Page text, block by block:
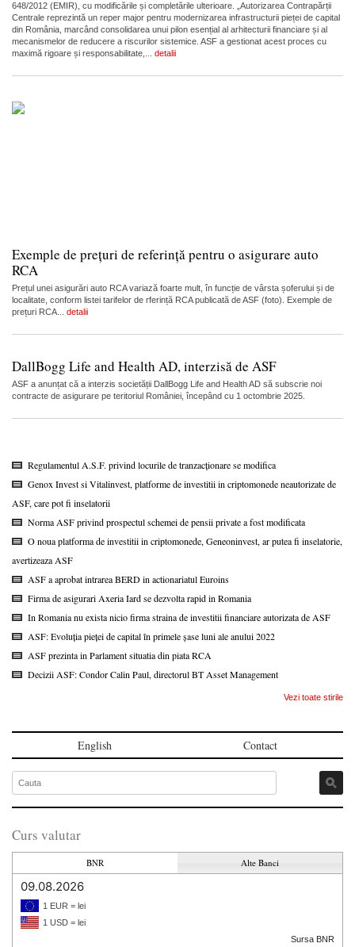
648/2012 (EMIR), cu modificările și completările ulterioare. „Autorizarea Contrapărții
Centrale reprezintă un reper major pentru modernizarea infrastructurii pieței de capital
din România, marcând consolidarea unui pilon esențial al arhitecturii financiare și al
mecanismelor de reducere a riscurilor sistemice. ASF a gestionat acest proces cu
maximă rigoare și responsabilitate,... detalii
Exemple de prețuri de referință pentru o asigurare auto
RCA
Prețul unei asigurări auto RCA variază foarte mult, în funcție de vârsta șoferului și de
localitate, conform listei tarifelor de rferință RCA publicată de ASF (foto). Exemple de
prețuri RCA... detalii
DallBogg Life and Health AD, interzisă de ASF
ASF a anunțat că a interzis societății DallBogg Life and Health AD să subscrie noi
contracte de asigurare pe teritoriul României, începând cu 1 octombrie 2025.
Regulamentul A.S.F. privind locurile de tranzacționare se modifica
Genox Invest si Vitalinvest, platforme de investitii in criptomonede neautorizate de
ASF, care pot fi inselatorii
Norma ASF privind prospectul schemei de pensii private a fost modificata
O noua platforma de investitii in criptomonede, Geneoninvest, ar putea fi inselatorie,
avertizeaza ASF
ASF a aprobat intrarea BERD in actionariatul Euroins
Firma de asigurari Axeria Iard se dezvolta rapid in Romania
In Romania nu exista nicio firma straina de investitii financiare autorizata de ASF
ASF: Evoluția pieței de capital în primele șase luni ale anului 2022
ASF prezinta in Parlament situatia din piata RCA
Decizii ASF: Condor Calin Paul, directorul BT Asset Management
Vezi toate stirile
English Contact
Curs valutar
BNR Alte Banci
09.08.2026
1 EUR = lei
1 USD = lei
Sursa BNR